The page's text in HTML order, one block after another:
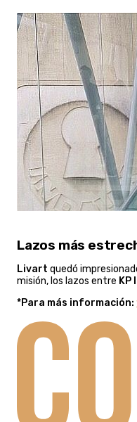
Lazos más
Livart quedó
misión, los lazos entre KP
*Para más información: